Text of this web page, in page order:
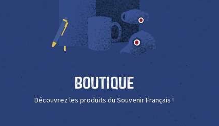
Boutique
Découvrez les produits du Souvenir Français !